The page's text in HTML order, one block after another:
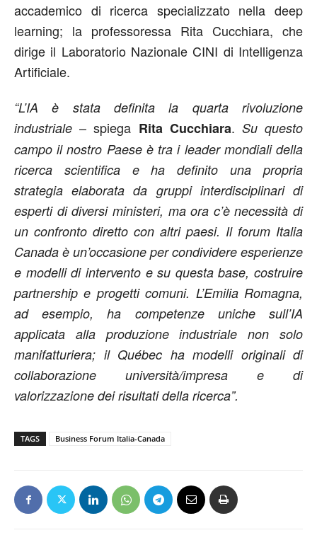
accademico di ricerca specializzato nella deep
learning; la professoressa Rita Cucchiara, che
dirige il Laboratorio Nazionale CINI di Intelligenza
Artificiale.
“L’IA è stata definita la quarta rivoluzione
industriale – spiega Rita Cucchiara. Su questo
campo il nostro Paese è tra i leader mondiali della
ricerca scientifica e ha definito una propria
strategia elaborata da gruppi interdisciplinari di
esperti di diversi ministeri, ma ora c’è necessità di
un confronto diretto con altri paesi. Il forum Italia
Canada è un’occasione per condividere esperienze
e modelli di intervento e su questa base, costruire
partnership e progetti comuni. L’Emilia Romagna,
ad esempio, ha competenze uniche sull’IA
applicata alla produzione industriale non solo
manifatturiera; il Québec ha modelli originali di
collaborazione università/impresa e di
valorizzazione dei risultati della ricerca”.
TAGS Business Forum Italia-Canada